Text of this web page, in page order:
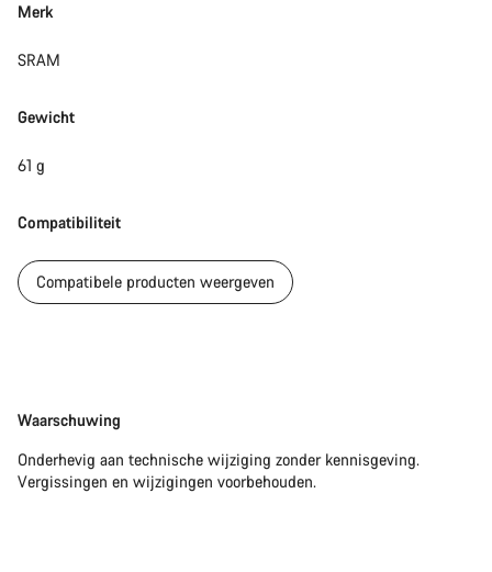
Merk
SRAM
Gewicht
61 g
Compatibiliteit
Compatibele producten weergeven
Disclaimer
Waarschuwing
Onderhevig aan technische wijziging zonder kennisgeving.
Vergissingen en wijzigingen voorbehouden.